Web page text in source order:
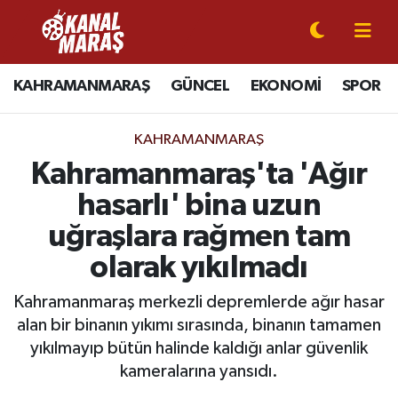
KAHRAMANMARAŞ GÜNCEL EKONOMİ SPOR
KAHRAMANMARAŞ
Kahramanmaraş'ta 'Ağır
hasarlı' bina uzun
uğraşlara rağmen tam
olarak yıkılmadı
Kahramanmaraş merkezli depremlerde ağır hasar
alan bir binanın yıkımı sırasında, binanın tamamen
yıkılmayıp bütün halinde kaldığı anlar güvenlik
kameralarına yansıdı.
CANLI YAYIN
KAHRAMANMARAŞ
SPOR
SİYASET
GÜNDEM
Kahramanmaraş Nöbetçi Eczaneler
Kahramanmaraş Hava Durumu
Kahramanmaraş Trafik Yoğunluk Haritası
Süper Lig Puan Durumu ve Fikstür
Son Dakika Haberleri